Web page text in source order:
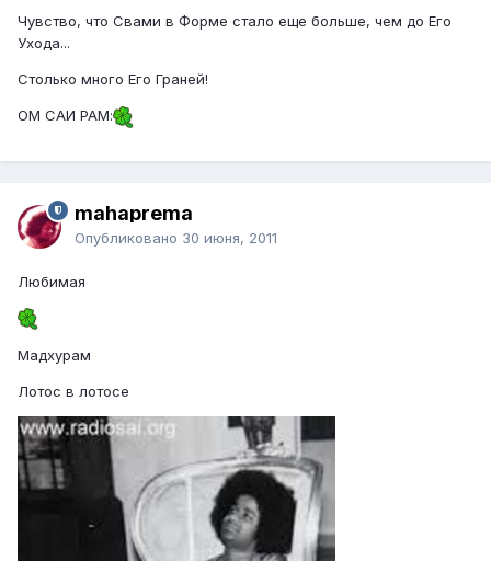
Чувство, что Свами в Форме стало еще больше, чем до Его
Ухода...
Столько много Его Граней!
ОМ САИ РАМ:
mahaprema
Опубликовано 30 июня, 2011
Любимая
Мадхурам
Лотос в лотосе